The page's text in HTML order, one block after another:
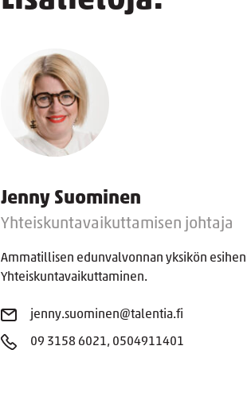
Jenny Suominen
Yhteiskuntavaikuttamisen johtaja
Ammatillisen edunvalvonnan yksikön
Yhteiskuntavaikuttaminen.
jenny.suominen@talentia.fi
09 3158 6021, 0504911401